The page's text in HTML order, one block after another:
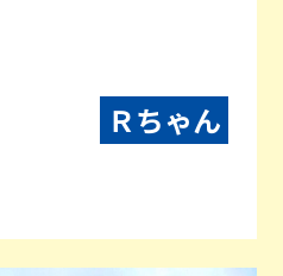
Ｒちゃん